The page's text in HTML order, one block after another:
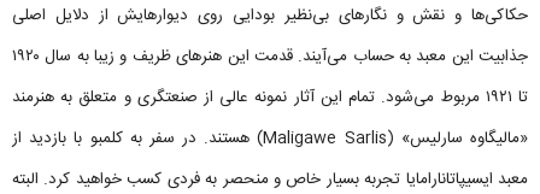
حکاکی‌ها و نقش و نگارهای بی‌نظیر بودایی روی دیوارهایش از دلایل اصلی
جذابیت این معبد به حساب می‌آیند. قدمت این هنرهای ظریف و زیبا به سال ۱۹۲۰
تا ۱۹۲۱ مربوط می‌شود. تمام این آثار نمونه عالی از صنعتگری و متعلق به هنرمند
«مالیگاوه سارلیس» (Maligawe Sarlis) هستند. در سفر به کلمبو با بازدید از
معبد ایسیپاتانارامایا تجربه بسیار خاص و منحصر به فردی کسب خواهید کرد. البته